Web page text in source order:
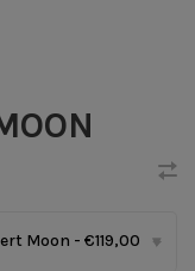
Moon - €119,00 ▾